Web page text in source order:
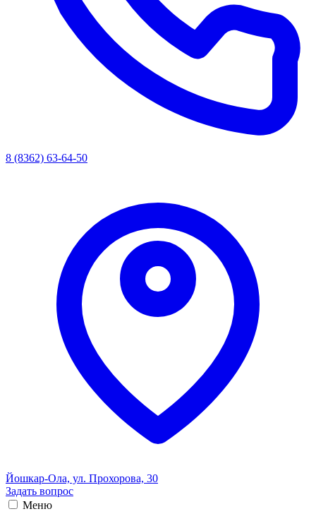
8 (8362) 63-64-50
Йошкар-Ола, ул. Прохорова, 30
Задать вопрос
Меню